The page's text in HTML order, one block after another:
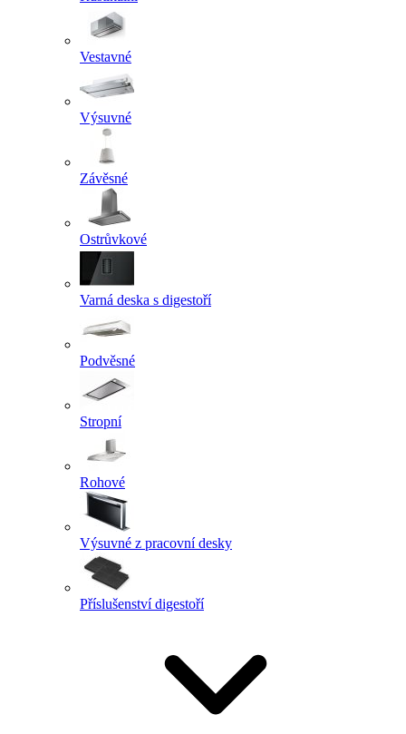
Vestavné
Výsuvné
Závěsné
Ostrůvkové
Varná deska s digestoří
Podvěsné
Stropní
Rohové
Výsuvné z pracovní desky
Příslušenství digestoří